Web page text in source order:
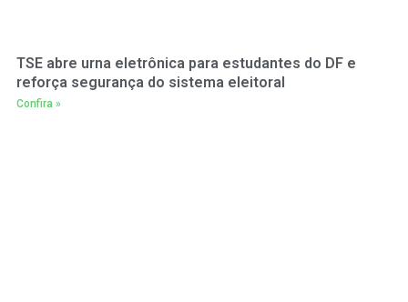
TSE abre urna eletrônica para estudantes do DF e
reforça segurança do sistema eleitoral
Confira »